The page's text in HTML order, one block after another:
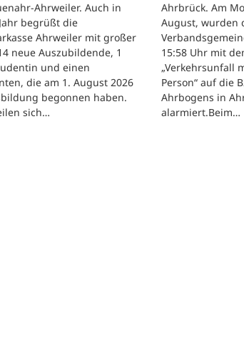
Ahrweiler. Auch in
begrüßt die
Ahrweiler mit großer
neue Auszubildende, 1
und einen
die am 1. August 2026
begonnen haben.
sich…
Ahrbrück. Am
August, wurden
15:58 Uhr mit
„Verkehrsunfall
Person“ auf die
Ahrbogens in
alarmiert.Beim…